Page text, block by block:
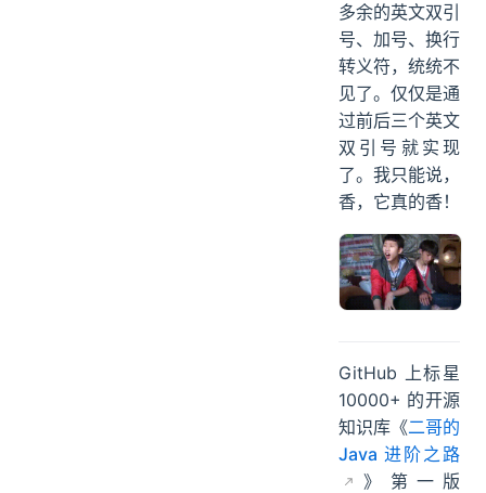
多余的英文双引
号、加号、换行
转义符，统统不
见了。仅仅是通
过前后三个英文
双引号就实现
了。我只能说，
香，它真的香！
GitHub 上标星
10000+ 的开源
知识库《二哥的
Java 进阶之路
》第一版